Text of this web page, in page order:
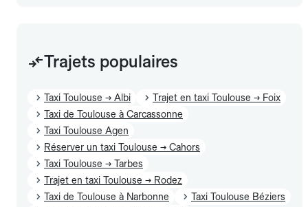
Trajets populaires
Taxi Toulouse → Albi
Trajet en taxi Toulouse → Foix
Taxi de Toulouse à Carcassonne
Taxi Toulouse Agen
Réserver un taxi Toulouse → Cahors
Taxi Toulouse → Tarbes
Trajet en taxi Toulouse → Rodez
Taxi de Toulouse à Narbonne
Taxi Toulouse Béziers